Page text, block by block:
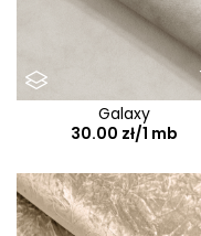
Galaxy
30.00 zł/1 mb